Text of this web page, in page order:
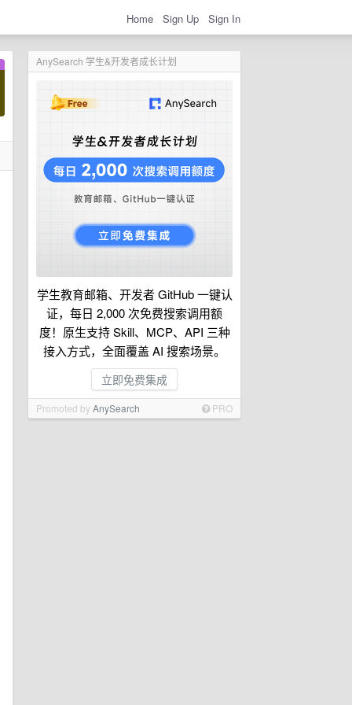
Home Sign Up Sign In
AnySearch 学生&开发者成长计划
学生教育邮箱、开发者 GitHub 一键认
证，每日 2,000 次免费搜索调用额
度！原生支持 Skill、MCP、API 三种
接入方式，全面覆盖 AI 搜索场景。
立即免费集成
Promoted byAnySearch PRO